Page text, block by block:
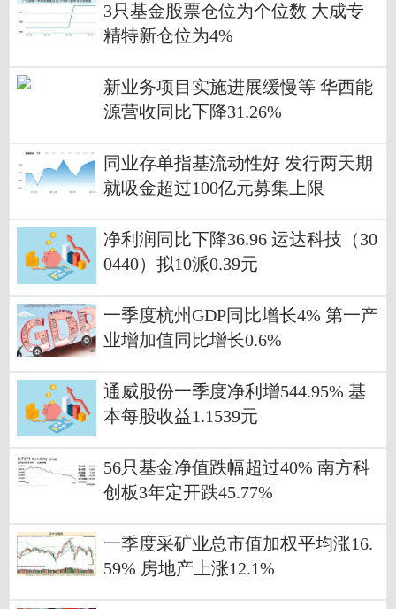
3只基金股票仓位为个位数 大成专
精特新仓位为4%
新业务项目实施进展缓慢等 华西能
源营收同比下降31.26%
同业存单指基流动性好 发行两天期
就吸金超过100亿元募集上限
净利润同比下降36.96 运达科技（30
0440）拟10派0.39元
一季度杭州GDP同比增长4% 第一产
业增加值同比增长0.6%
通威股份一季度净利增544.95% 基
本每股收益1.1539元
56只基金净值跌幅超过40% 南方科
创板3年定开跌45.77%
一季度采矿业总市值加权平均涨16.
59% 房地产上涨12.1%